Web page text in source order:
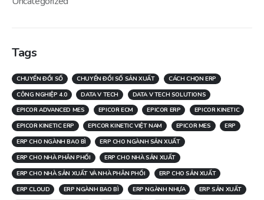
Tags
CHUYỂN ĐỔI SỐ CHUYỂN ĐỔI SỐ SẢN XUẤT
CÁCH CHỌN ERP
CÔNG NGHIỆP 4.0
DATA V TECH
DATA V TECH SOLUTIONS
EPICOR ADVANCED MES
EPICOR ECM EPICOR ERP
EPICOR KINETIC
EPICOR KINETIC ERP
EPICOR KINETIC VIỆT NAM EPICOR MES
ERP
ERP CHO NGÀNH BAO BÌ
ERP CHO NGÀNH SẢN XUẤT
ERP CHO NHÀ PHÂN PHỐI
ERP CHO NHÀ SẢN XUẤT
ERP CHO NHÀ SẢN XUẤT VÀ NHÀ PHÂN PHỐI
ERP CHO SẢN XUẤT
ERP CLOUD
ERP NGÀNH BAO BÌ ERP NGÀNH NHỰA
ERP SẢN XUẤT